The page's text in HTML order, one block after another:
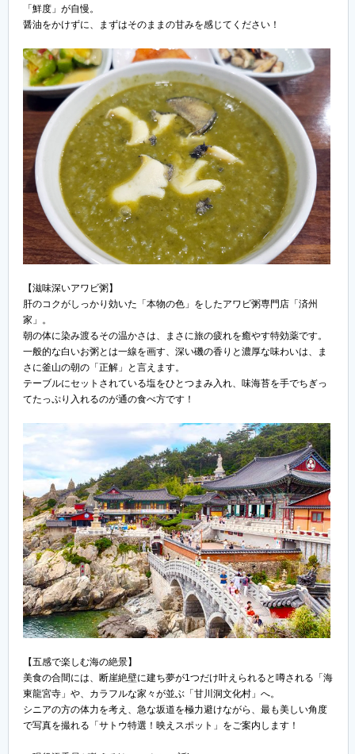
「鮮度」が自慢。
醤油をかけずに、まずはそのままの甘みを感じてください！
【滋味深いアワビ粥】
肝のコクがしっかり効いた「本物の色」をしたアワビ粥専門店「済州
家」。
朝の体に染み渡るその温かさは、まさに旅の疲れを癒やす特効薬です。
一般的な白いお粥とは一線を画す、深い磯の香りと濃厚な味わいは、ま
さに釜山の朝の「正解」と言えます。
テーブルにセットされている塩をひとつまみ入れ、味海苔を手でちぎっ
てたっぷり入れるのが通の食べ方です！
【五感で楽しむ海の絶景】
美食の合間には、断崖絶壁に建ち夢が1つだけ叶えられると噂される「海
東龍宮寺」や、カラフルな家々が並ぶ「甘川洞文化村」へ。
シニアの方の体力を考え、急な坂道を極力避けながら、最も美しい角度
で写真を撮れる「サトウ特選！映えスポット」をご案内します！